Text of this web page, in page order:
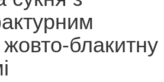
блакитну